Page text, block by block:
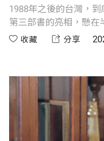
1988年之後的台灣，
第三部書的亮相，懸在
跟著錢董事長的文字，
收藏 分享